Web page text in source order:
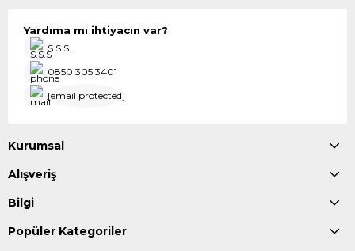
Yardıma mı ihtiyacın var?
S.S.S.
0850 305 3401
[email protected]
Kurumsal
Alışveriş
Bilgi
Popüler Kategoriler